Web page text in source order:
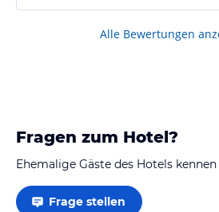
Alle Bewertungen
Fragen zum Hotel?
Ehemalige Gäste des Hotels
Frage stellen